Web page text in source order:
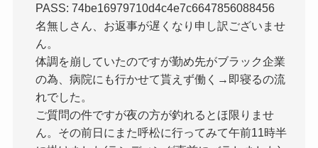
PASS: 74be16979710d4c4e7c6647856088456
名無しさん、お返事が遅くなり申し訳ございませ
ん。
体調を崩していたのですが勤め先がブラック企業
の為、病院にも行かせて貰えず働く→即寝るの流
れでした。
ご質問の件ですが夜の方が釣れるとほ限りませ
ん。その前日にまた呼松に行ってみて午前11時半